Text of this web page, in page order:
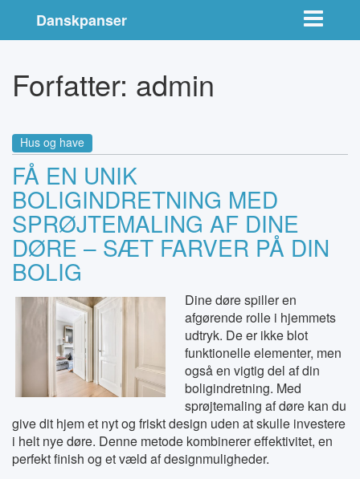
Toggle
Danskpanser
Forfatter: admin
Hus og have
FÅ EN UNIK
BOLIGINDRETNING MED
SPRØJTEMALING AF DINE
DØRE – SÆT FARVER PÅ DIN
BOLIG
Dine døre spiller en
afgørende rolle i hjemmets
udtryk. De er ikke blot
funktionelle elementer, men
også en vigtig del af din
boligindretning. Med
sprøjtemaling af døre kan du
give dit hjem et nyt og friskt design uden at skulle investere
i helt nye døre. Denne metode kombinerer effektivitet, en
perfekt finish og et væld af designmuligheder.